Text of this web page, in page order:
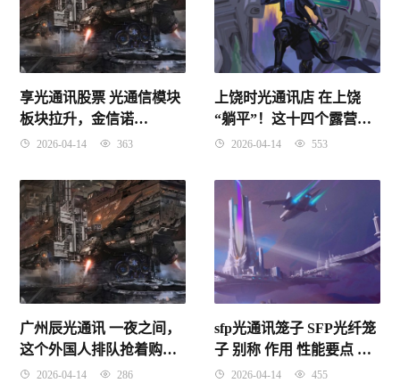
享光通讯股票 光通信模块
板块拉升，金信诺
(300252CN)涨1341%
2026-04-14 363
上饶时光通讯店 在上饶
“躺平”！这十四个露营
点，让你尽享夏日的惬意
2026-04-14 553
广州辰光通讯 一夜之间，
这个外国人排队抢着购买
的国货手机品牌！进驻和
2026-04-14 286
sfp光通讯笼子 SFP光纤笼
子 别称 作用 性能要点 工
程要素
2026-04-14 455